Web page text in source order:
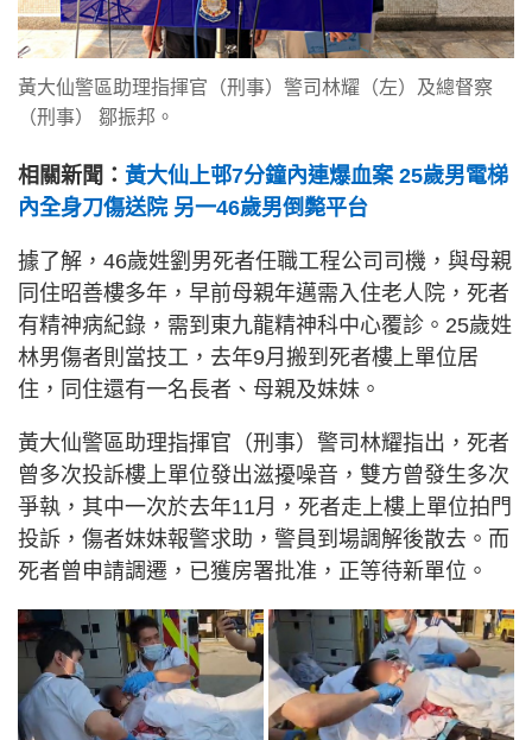
黃大仙警區助理指揮官（刑事）警司林耀（左）及總督察
（刑事） 鄒振邦。
相關新聞： 黃大仙上邨7分鐘內連爆血案 25歲男電梯
內全身刀傷送院 另一46歲男倒斃平台
據了解，46歲姓劉男死者任職工程公司司機，與母親
同住昭善樓多年，早前母親年邁需入住老人院，死者
有精神病紀錄，需到東九龍精神科中心覆診。25歲姓
林男傷者則當技工，去年9月搬到死者樓上單位居
住，同住還有一名長者、母親及妹妹。
黃大仙警區助理指揮官（刑事）警司林耀指出，死者
曾多次投訴樓上單位發出滋擾噪音，雙方曾發生多次
爭執，其中一次於去年11月，死者走上樓上單位拍門
投訴，傷者妹妹報警求助，警員到場調解後散去。而
死者曾申請調遷，已獲房署批准，正等待新單位。